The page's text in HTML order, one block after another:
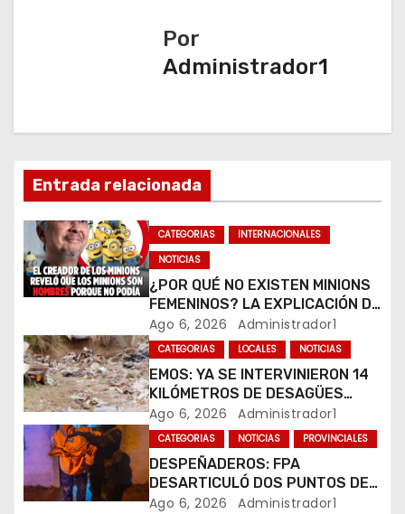
i
ó
n
d
e
e
n
t
r
a
Por
Administrador1
Entrada relacionada
CATEGORIAS
INTERNACIONALES
NOTICIAS
¿POR QUÉ NO EXISTEN MINIONS
FEMENINOS? LA EXPLICACIÓN DE
SU CREADOR QUE VOLVIÓ A
VIRALIZARSE
Ago 6, 2026 Administrador1
CATEGORIAS LOCALES NOTICIAS
EMOS: YA SE INTERVINIERON 14
KILÓMETROS DE DESAGÜES
PLUVIALES
Ago 6, 2026 Administrador1
CATEGORIAS NOTICIAS PROVINCIALES
DESPEÑADEROS: FPA
DESARTICULÓ DOS PUNTOS DE
VENTA DE DROGAS. TRES
Ago 6, 2026 Administrador1